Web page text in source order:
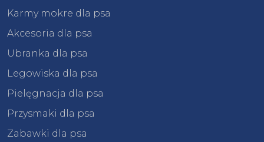
Karmy mokre dla psa
Akcesoria dla psa
Ubranka dla psa
Legowiska dla psa
Pielęgnacja dla psa
Przysmaki dla psa
Zabawki dla psa